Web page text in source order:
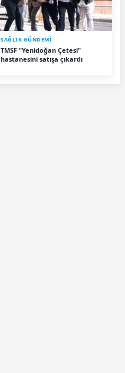
SAĞLIK GÜNDEMİ
TMSF "Yenidoğan Çetesi"
hastanesini satışa çıkardı